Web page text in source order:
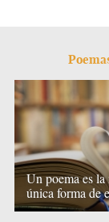
Un poema es
única forma de